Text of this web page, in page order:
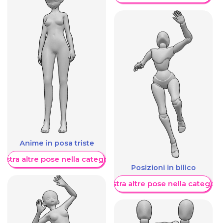
Anime in posa triste
altre pose nella categoria
Posizioni in bilico
Mostra altre pose nella